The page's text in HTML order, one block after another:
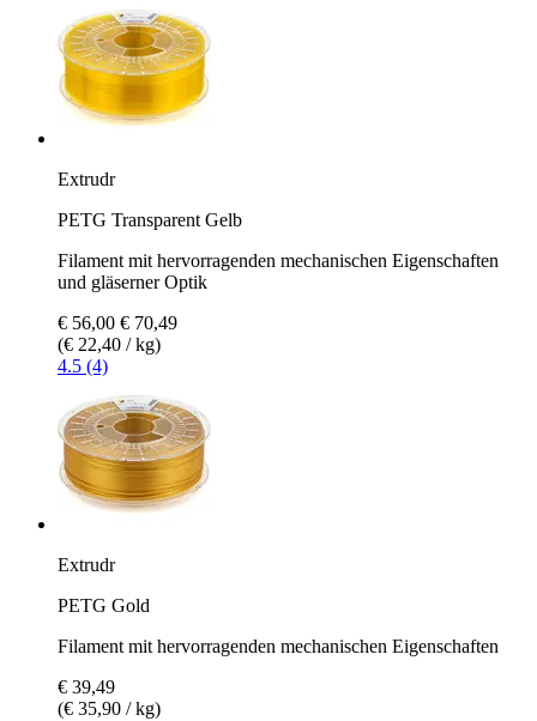
Extrudr
PETG Transparent Gelb
Filament mit hervorragenden mechanischen Eigenschaften
und gläserner Optik
€ 56,00 € 70,49
(€ 22,40 / kg)
4.5 (4)
Extrudr
PETG Gold
Filament mit hervorragenden mechanischen Eigenschaften
€ 39,49
(€ 35,90 / kg)